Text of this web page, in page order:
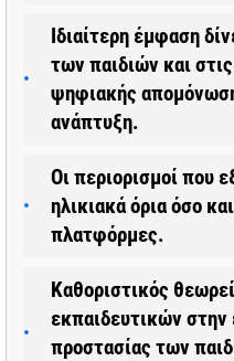
Ιδιαίτερη έμφαση
των παιδιών και
ψηφιακής
ανάπτυξη.
Οι περιορισμοί που
ηλικιακά όρια όσο
πλατφόρμες.
Καθοριστικός
εκπαιδευτικών
προστασίας των